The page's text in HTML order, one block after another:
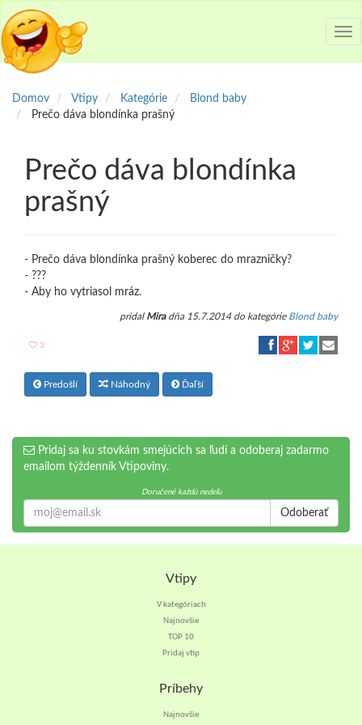
Domov Vtipy Kategórie
Blond baby
Prečo dáva blondínka prašný
Prečo dáva blondínka
prašný
- Prečo dáva blondínka prašný koberec do mrazničky?
- ???
- Aby ho vytriasol mráz.
pridal Miradňa 15.7.2014 do kategórie Blond baby
3
Predošlí Náhodný Ďaľší
Pridaj sa ku stovkám smejúcich sa ľudí a odoberaj zadarmo
emailom týždenník Vtipoviny.
Doručené každú nedeľu
Odoberať
Vtipy
V kategóriach
Najnovšie
TOP 10
Pridaj vtip
Príbehy
Najnovšie